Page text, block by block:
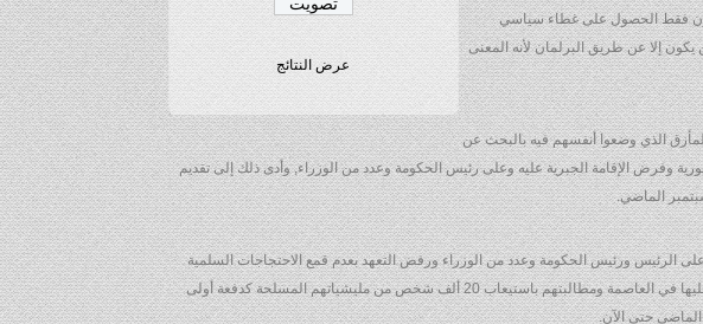
عرض النتائج
فقط الحصول على غطاء سياسي
يكون إلا عن طريق البرلمان لأنه المعنى
الذي وضعوا أنفسهم فيه بالبحث عن
وفرض الإقامة الجبرية عليه وعلى رئيس الحكومة وعدد من الوزراء, وأدى ذلك إلى تقديم
الرئيس ورئيس الحكومة وعدد من الوزراء ورفض التعهد بعدم قمع الاحتجاجات السلمية
ورفض الانسحاب من المحافظات وأمانة العاصمة وإنهاء الهيمنة على الوزارات ومؤسسات الدولة والقبول بترتيبات أمنية متفق عليها في العاصمة ومطالبتهم باستيعاب 20 ألف شخص من مليشياتهم المسلحة كدفعة أولى